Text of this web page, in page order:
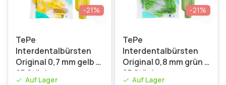
-21%
TePe
Interdentalbürsten
Original 0,7 mm gelb -
25 Stück
Auf Lager
-21%
TePe
Interdentalbürsten
Original 0,8 mm grün -
25 Stück
Auf Lager